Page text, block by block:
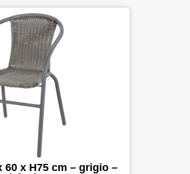
60 x H75 cm – grigio –